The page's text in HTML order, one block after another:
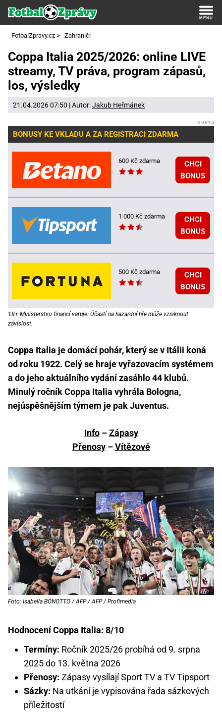
FotbalZpravy.cz > Zahraničí
Coppa Italia 2025/2026: online LIVE
streamy, TV práva, program zápasů,
los, výsledky
21.04.2026 07:50 | Autor:Jakub Heřmánek
BONUSY KE VKLADU A ZA REGISTRACI ZDARMA
600 Kč zdarma
CHCI
BONUS
1 000 Kč zdarma
CHCI
BONUS
500 Kč zdarma
CHCI
BONUS
18+ Ministerstvo financí varuje: Účastí na hazardní hře může vzniknout
závislost.
Coppa Italia je domácí pohár, který se v Itálii koná
od roku 1922. Celý se hraje vyřazovacím systémem
a do jeho aktuálního vydání zasáhlo 44 klubů.
Minulý ročník Coppa Italia vyhrála Bologna,
nejúspěšnějším týmem je pak Juventus.
Info–Zápasy
Přenosy–Vítězové
Foto: Isabella BONOTTO / AFP / AFP / Profimedia
Hodnocení Coppa Italia: 8/10
Termíny: Ročník 2025/26 probíhá od 9. srpna
2025 do 13. května 2026
Přenosy: Zápasy vysílají Sport TV a TV Tipsport
Sázky: Na utkání je vypisována řada sázkových
příležitostí